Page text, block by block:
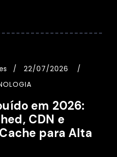
22/07/2026
em 2026:
CDN e
para Alta